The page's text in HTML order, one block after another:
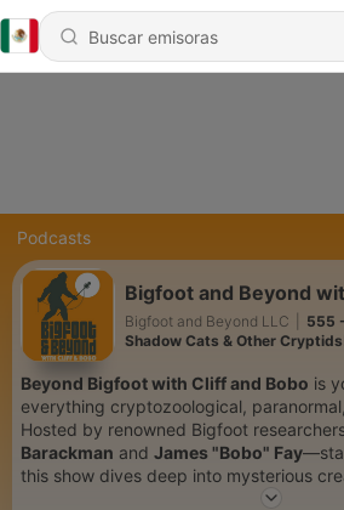
Podcasts
Bigfoot and Beyond
Bigfoot and Beyond LLC
555
Shadow Cats & Other
Beyond Bigfoot with Cliff and Bobo is
everything cryptozoological,
Hosted by renowned Bigfoot
Barackman and James "Bobo" Fay
this show dives deep into mysterious
encounters, and the science behind the